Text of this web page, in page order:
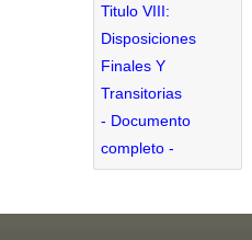
Titulo VIII:
Disposiciones
Finales Y
Transitorias
- Documento
completo -